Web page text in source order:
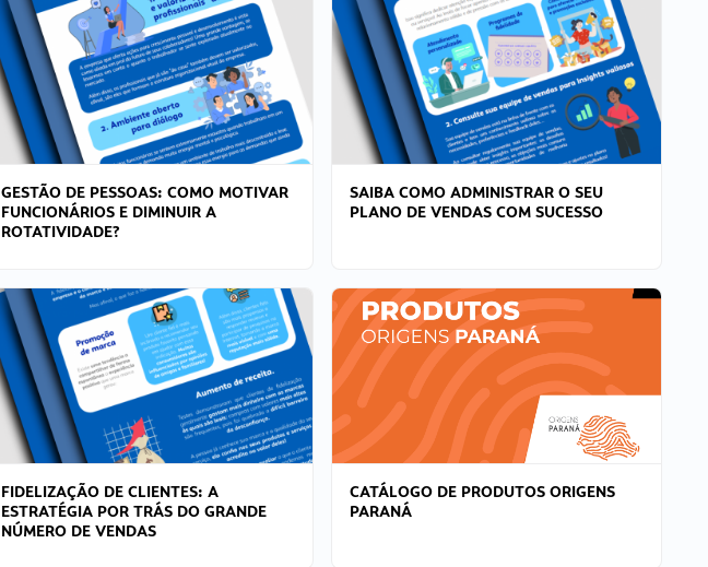
GESTÃO DE PESSOAS: COMO MOTIVAR
FUNCIONÁRIOS E DIMINUIR A
ROTATIVIDADE?
SAIBA COMO ADMINISTRAR O SEU
PLANO DE VENDAS COM SUCESSO
FIDELIZAÇÃO DE CLIENTES: A
ESTRATÉGIA POR TRÁS DO GRANDE
NÚMERO DE VENDAS
CATÁLOGO DE PRODUTOS ORIGENS
PARANÁ